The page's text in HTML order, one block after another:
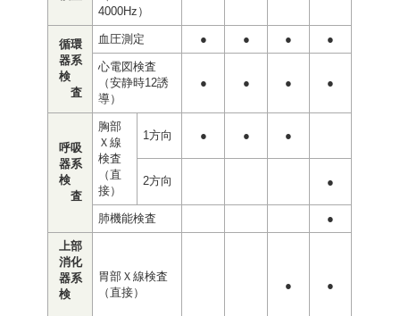
4000Hz）
循環
器系
検
査
血圧測定 ● ● ● ●
心電図検査
（安静時12誘
導）
● ● ● ●
呼吸
器系
検
査
胸部
Ｘ線
検査
（直
接）
1方向 ● ● ●
2方向 ●
肺機能検査 ●
上部
消化
器系
検
胃部Ｘ線検査
（直接）
● ●